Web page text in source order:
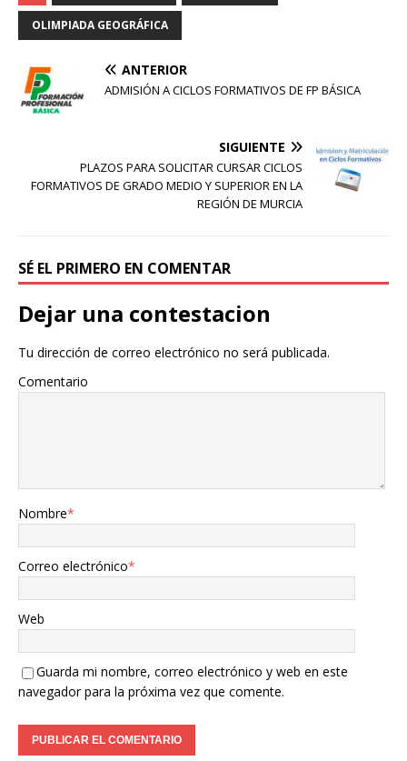
OLIMPIADA GEOGRÁFICA
ANTERIOR
ADMISIÓN A CICLOS FORMATIVOS DE FP BÁSICA
SIGUIENTE
PLAZOS PARA SOLICITAR CURSAR CICLOS
FORMATIVOS DE GRADO MEDIO Y SUPERIOR EN LA
REGIÓN DE MURCIA
SÉ EL PRIMERO EN COMENTAR
Dejar una contestacion
Tu dirección de correo electrónico no será publicada.
Comentario
Nombre*
Correo electrónico*
Web
Guarda mi nombre, correo electrónico y web en este
navegador para la próxima vez que comente.